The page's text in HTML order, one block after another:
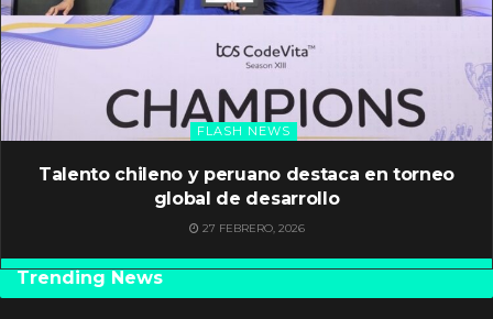
FLASH NEWS
Talento chileno y peruano destaca en torneo
global de desarrollo
27 FEBRERO, 2026
Trending News